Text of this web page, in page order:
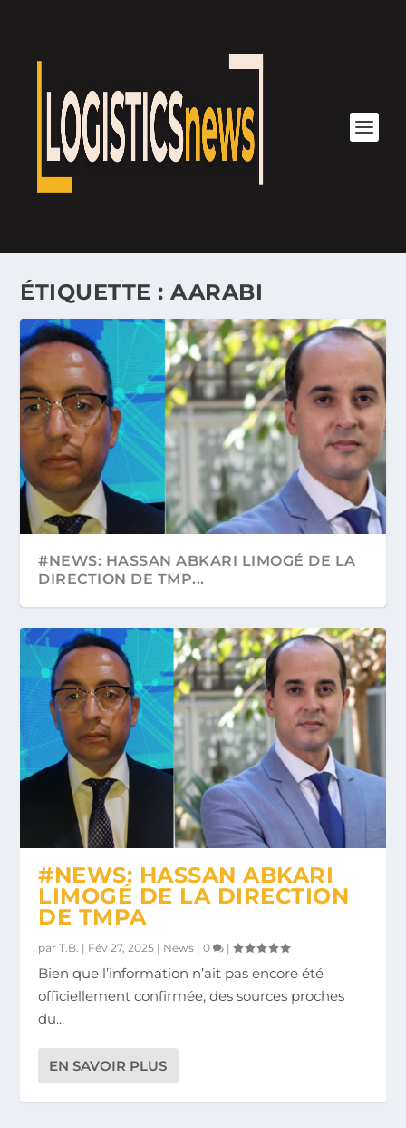
ÉTIQUETTE :AARABI
#NEWS: HASSAN ABKARI LIMOGÉ DE LA
DIRECTION DE TMP...
#NEWS: HASSAN ABKARI
LIMOGÉ DE LA DIRECTION
DE TMPA
parT.B. | Fév 27, 2025 | News |0 |
Bien que l’information n’ait pas encore été
officiellement confirmée, des sources proches
du...
EN SAVOIR PLUS